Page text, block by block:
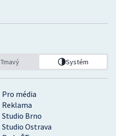
Pro média
Reklama
Studio Brno
Studio Ostrava
Tmavý Systém